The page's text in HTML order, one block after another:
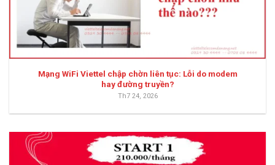
Mạng WiFi Viettel chập chờn liên tục: Lỗi do modem
hay đường truyền?
Th7 24, 2026